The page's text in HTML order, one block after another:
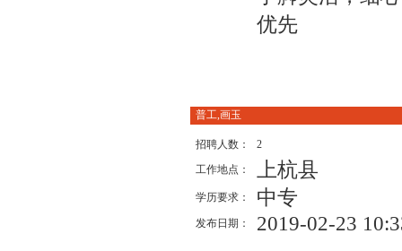
优先
普工,画玉
招聘人数：
2
工作地点：
上杭县
学历要求： 中专
发布日期： 2019-02-23